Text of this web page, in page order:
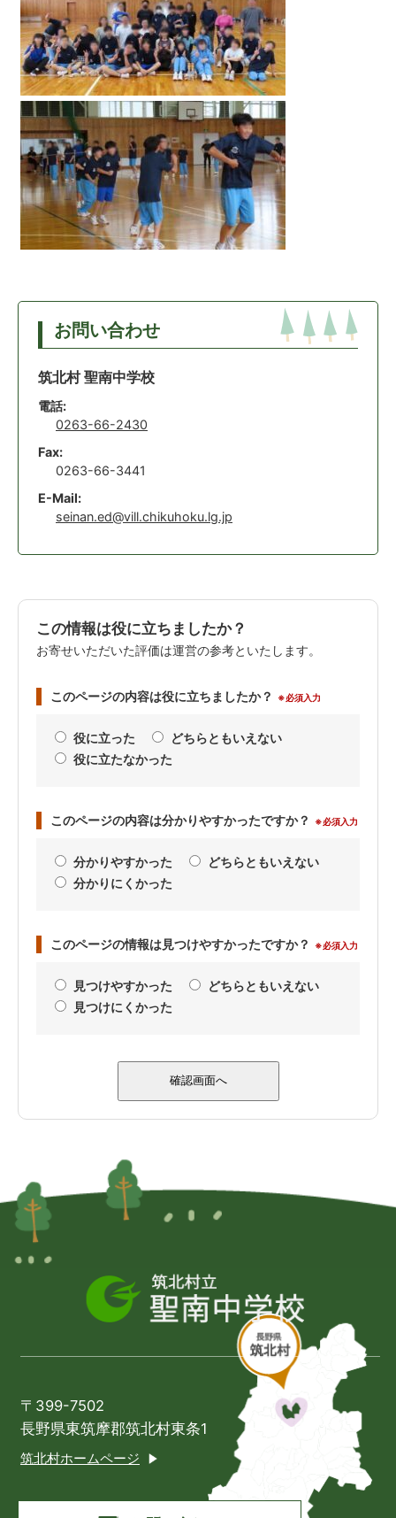
お問い合わせ
筑北村 聖南中学校
電話:
0263-66-2430
Fax:
0263-66-3441
E-Mail:
seinan.ed@vill.chikuhoku.lg.jp
この情報は役に立ちましたか？
お寄せいただいた評価は運営の参考といたします。
このページの内容は役に立ちましたか？ ※必須入力
役に立った
どちらともいえない
役に立たなかった
このページの内容は分かりやすかったですか？ ※必須入力
分かりやすかった
どちらともいえない
分かりにくかった
このページの情報は見つけやすかったですか？ ※必須入力
見つけやすかった
どちらともいえない
見つけにくかった
〒399-7502
長野県東筑摩郡筑北村東条1
筑北村ホームページ